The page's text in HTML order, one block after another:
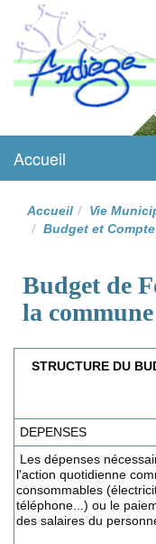
Ardiège
Accueil
Accueil
Vie
Budget et
Budget de
la commune
STRUCTURE DU
DEPENSES
Les dépenses
l'action quotidienne
consommables
téléphone...) ou le
des salaires du